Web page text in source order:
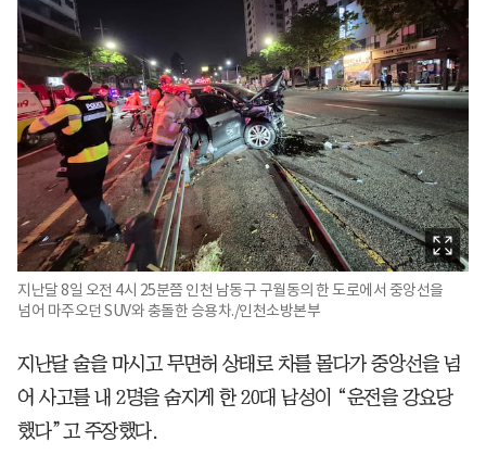
지난달 8일 오전 4시 25분쯤 인천 남동구 구월동의 한 도로에서 중앙선을
넘어 마주오던 SUV와 충돌한 승용차./인천소방본부
지난달 술을 마시고 무면허 상태로 차를 몰다가 중앙선을 넘
어 사고를 내 2명을 숨지게 한 20대 남성이 “운전을 강요당
했다”고 주장했다.